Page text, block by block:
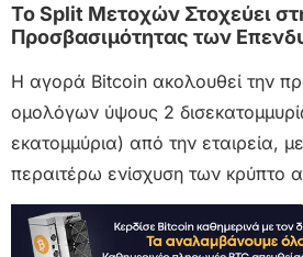
Το Split Μετοχών Στοχεύει
Προσβασιμότητας των
Η αγορά Bitcoin ακολουθεί την
ομολόγων ύψους 2
εκατομμύρια) από την εταιρεία,
περαιτέρω ενίσχυση των κρύπτο